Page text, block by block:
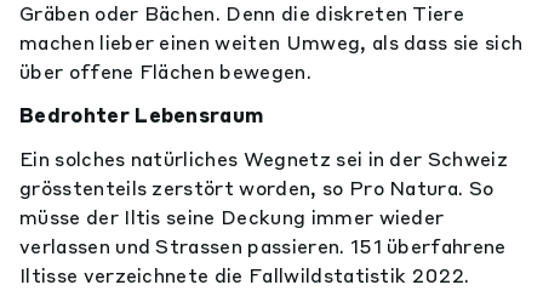
Gräben oder Bächen. Denn die diskreten Tiere
machen lieber einen weiten Umweg, als dass sie sich
über offene Flächen bewegen.
Bedrohter Lebensraum
Ein solches natürliches Wegnetz sei in der Schweiz
grösstenteils zerstört worden, so Pro Natura. So
müsse der Iltis seine Deckung immer wieder
verlassen und Strassen passieren. 151 überfahrene
Iltisse verzeichnete die Fallwildstatistik 2022.